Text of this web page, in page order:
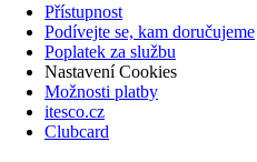
Přístupnost
Podívejte se, kam doručujeme
Poplatek za službu
Nastavení Cookies
Možnosti platby
itesco.cz
Clubcard